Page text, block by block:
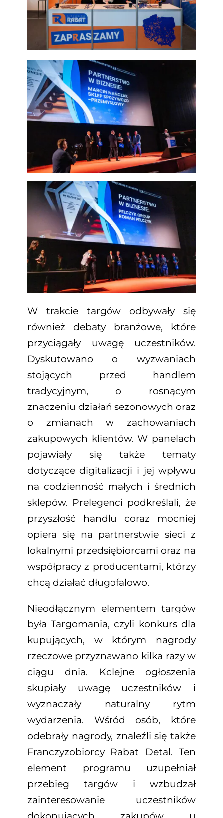
W trakcie targów odbywały się
również debaty branżowe, które
przyciągały uwagę uczestników.
Dyskutowano o wyzwaniach
stojących przed handlem
tradycyjnym, o rosnącym
znaczeniu działań sezonowych oraz
o zmianach w zachowaniach
zakupowych klientów. W panelach
pojawiały się także tematy
dotyczące digitalizacji i jej wpływu
na codzienność małych i średnich
sklepów. Prelegenci podkreślali, że
przyszłość handlu coraz mocniej
opiera się na partnerstwie sieci z
lokalnymi przedsiębiorcami oraz na
współpracy z producentami, którzy
chcą działać długofalowo.
Nieodłącznym elementem targów
była Targomania, czyli konkurs dla
kupujących, w którym nagrody
rzeczowe przyznawano kilka razy w
ciągu dnia. Kolejne ogłoszenia
skupiały uwagę uczestników i
wyznaczały naturalny rytm
wydarzenia. Wśród osób, które
odebrały nagrody, znaleźli się także
Franczyzobiorcy Rabat Detal. Ten
element programu uzupełniał
przebieg targów i wzbudzał
zainteresowanie uczestników
dokonujących zakupów u